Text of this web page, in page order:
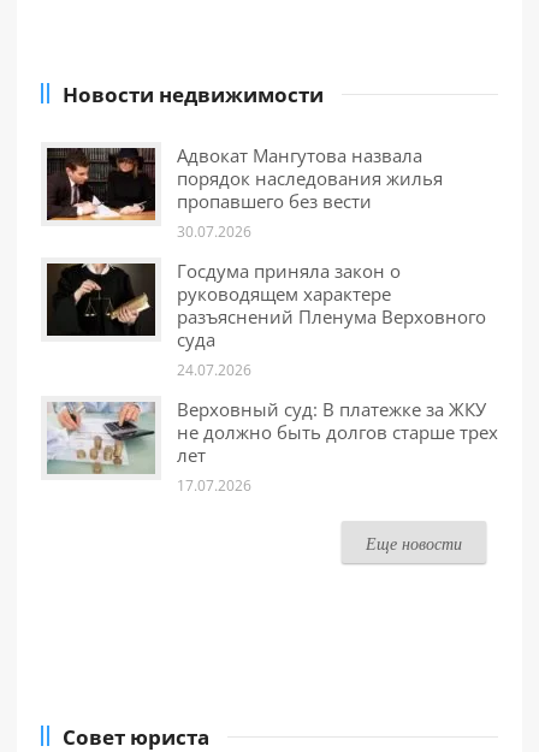
Новости недвижимости
Адвокат Мангутова назвала
порядок наследования жилья
пропавшего без вести
30.07.2026
Госдума приняла закон о
руководящем характере
разъяснений Пленума Верховного
суда
24.07.2026
Верховный суд: В платежке за ЖКУ
не должно быть долгов старше трех
лет
17.07.2026
Еще новости
Совет юриста